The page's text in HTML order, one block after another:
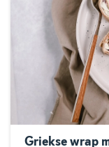
Griekse wrap